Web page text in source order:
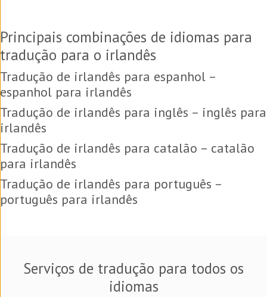
Principais combinações de idiomas para
tradução para o irlandês
Tradução de irlandês para espanhol –
espanhol para irlandês
Tradução de irlandês para inglês – inglês para
irlandês
Tradução de irlandês para catalão – catalão
para irlandês
Tradução de irlandês para português –
português para irlandês
Serviços de tradução para todos os
idiomas